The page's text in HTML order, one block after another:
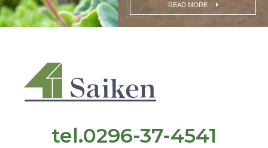
READ MORE
tel.0296-37-4541